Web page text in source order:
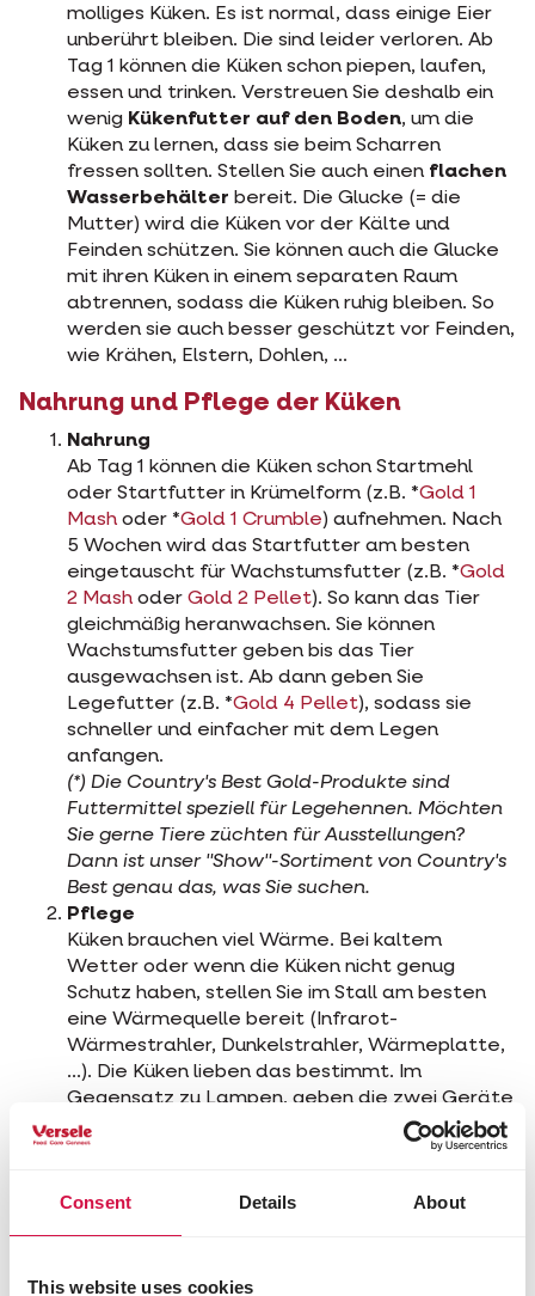
Consent Details About
This website uses cookies
molliges Küken. Es ist normal, dass einige Eier
unberührt bleiben. Die sind leider verloren. Ab
Tag 1 können die Küken schon piepen, laufen,
essen und trinken. Verstreuen Sie deshalb ein
wenig Kükenfutter auf den Boden, um die
Küken zu lernen, dass sie beim Scharren
fressen sollten. Stellen Sie auch einen flachen
Wasserbehälter bereit. Die Glucke (= die
Mutter) wird die Küken vor der Kälte und
Feinden schützen. Sie können auch die Glucke
mit ihren Küken in einem separaten Raum
abtrennen, sodass die Küken ruhig bleiben. So
werden sie auch besser geschützt vor Feinden,
wie Krähen, Elstern, Dohlen, ...
Nahrung und Pflege der Küken
Nahrung
Ab Tag 1 können die Küken schon Startmehl
oder Startfutter in Krümelform (z.B. *Gold 1
Mash oder *Gold 1 Crumble) aufnehmen. Nach
5 Wochen wird das Startfutter am besten
eingetauscht für Wachstumsfutter (z.B. *Gold
2 Mash oder Gold 2 Pellet). So kann das Tier
gleichmäßig heranwachsen. Sie können
Wachstumsfutter geben bis das Tier
ausgewachsen ist. Ab dann geben Sie
Legefutter (z.B. *Gold 4 Pellet), sodass sie
schneller und einfacher mit dem Legen
anfangen.
(*) Die Country's Best Gold-Produkte sind
Futtermittel speziell für Legehennen. Möchten
Sie gerne Tiere züchten für Ausstellungen?
Dann ist unser "Show"-Sortiment von Country's
Best genau das, was Sie suchen.
Pflege
Küken brauchen viel Wärme. Bei kaltem
Wetter oder wenn die Küken nicht genug
Schutz haben, stellen Sie im Stall am besten
eine Wärmequelle bereit (Infrarot-
Wärmestrahler, Dunkelstrahler, Wärmeplatte,
...). Die Küken lieben das bestimmt. Im
Gegensatz zu Lampen, geben die zwei Geräte
kein Licht ab und bringen sie den normalen Tag-
und Nachtrhythmus der Küken nicht
Unterschiede zwischen Hahn und Henne klar. Hähne